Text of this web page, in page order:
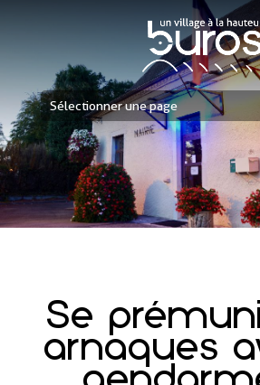
Sélectionner une page
Se
arnaques